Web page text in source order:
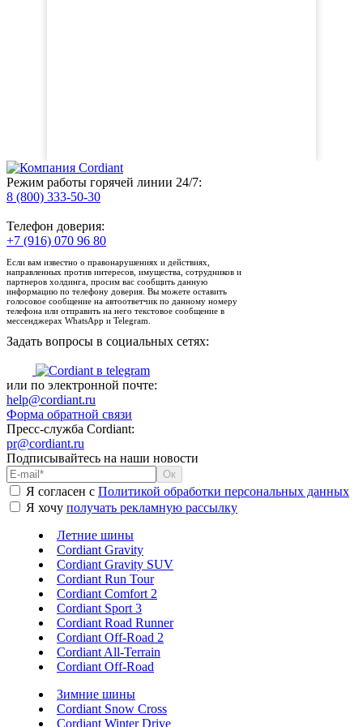
Режим работы горячей линии 24/7:
8 (800) 333-50-30
Телефон доверия:
+7 (916) 070 96 80
Если вам известно о правонарушениях и действиях,
направленных против интересов, имущества, сотрудников и
партнеров холдинга, просим вас сообщить данную
информацию по телефону доверия. Вы можете оставить
голосовое сообщение на автоответчик по данному номеру
телефона или отправить на него текстовое сообщение в
мессенджерах WhatsApp и Telegram.
Задать вопросы в социальных сетях:
или по электронной почте:
help@cordiant.ru
Форма обратной связи
Пресс-служба Cordiant:
pr@cordiant.ru
Подписывайтесь на наши новости
Я согласен с Политикой обработки персональных данных
Я хочу получать рекламную рассылку
Летние шины
Cordiant Gravity
Cordiant Gravity SUV
Cordiant Run Tour
Cordiant Comfort 2
Cordiant Sport 3
Cordiant Road Runner
Cordiant Off-Road 2
Cordiant All-Terrain
Cordiant Off-Road
Зимние шины
Cordiant Snow Cross
Cordiant Winter Drive